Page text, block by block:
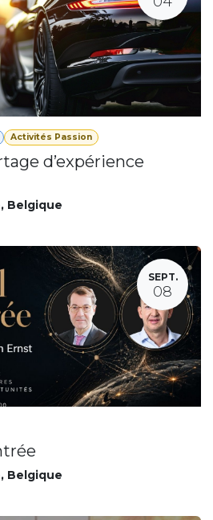
Activités Passion
d’expérience
, Belgique
SEPT.
08
, Belgique